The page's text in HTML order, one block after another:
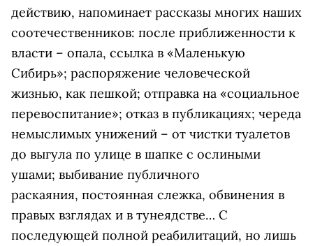
действию, напоминает рассказы многих наших
соотечественников: после приближенности к
власти – опала, ссылка в «Маленькую
Сибирь»; распоряжение человеческой
жизнью, как пешкой; отправка на «социальное
перевоспитание»; отказ в публикациях; череда
немыслимых унижений – от чистки туалетов
до выгула по улице в шапке с ослиными
ушами; выбивание публичного
раскаяния, постоянная слежка, обвинения в
правых взглядах и в тунеядстве… С
последующей полной реабилитаций, но лишь